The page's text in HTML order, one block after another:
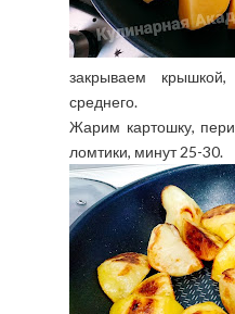
закрываем
среднего.
Жарим картошку,
ломтики, минут 25-30.